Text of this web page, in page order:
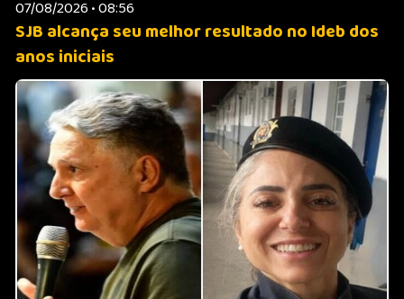
07/08/2026 • 08:56
SJB alcança seu melhor resultado no Ideb dos
anos iniciais